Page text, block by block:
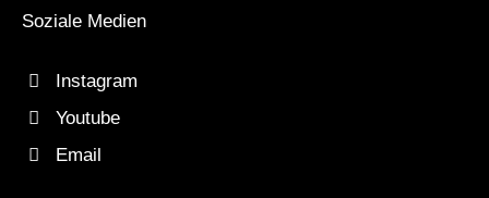
Soziale Medien
Instagram
Youtube
Email